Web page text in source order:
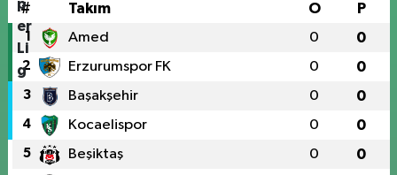
# Takım O P
1 Amed 0 0
2 Erzurumspor FK 0 0
3 Başakşehir 0 0
4 Kocaelispor 0 0
5 Beşiktaş 0 0